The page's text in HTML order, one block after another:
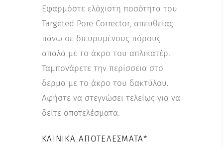
Εφαρμόστε ελάχιστη ποσότητα του
Targeted Pore Corrector, απευθείας
πάνω σε διευρυμένους πόρους
απαλά με το άκρο του απλικατέρ.
Ταμπονάρετε την περίσσεια στο
δέρμα με το άκρο του δακτύλου.
Αφήστε να στεγνώσει τελείως για να
δείτε αποτελέσματα.
ΚΛΙΝΙΚΆ ΑΠΟΤΕΛΈΣΜΑΤΑ*